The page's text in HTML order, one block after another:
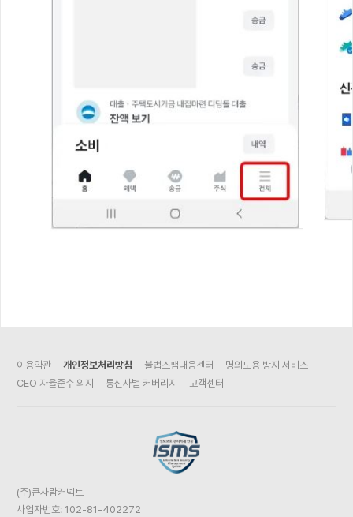
이용약관 개인정보처리방침 불법스팸대응센터
명의도용 방지 서비스
CEO 자율준수 의지
통신사별 커버리지 고객센터
(주)큰사람커넥트
사업자번호: 102-81-402272